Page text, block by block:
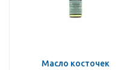
Масло косточек